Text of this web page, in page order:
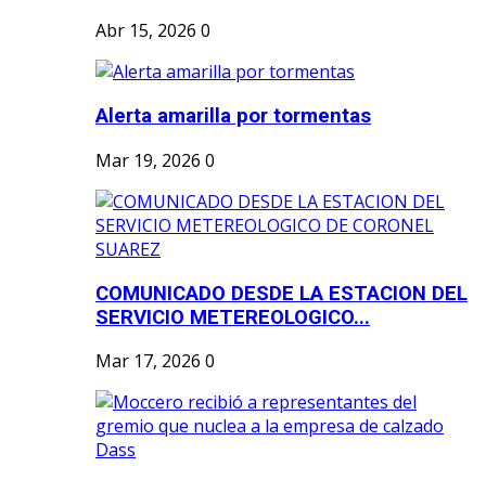
Abr 15, 2026 0
Alerta amarilla por tormentas
Mar 19, 2026 0
COMUNICADO DESDE LA ESTACION DEL
SERVICIO METEREOLOGICO...
Mar 17, 2026 0